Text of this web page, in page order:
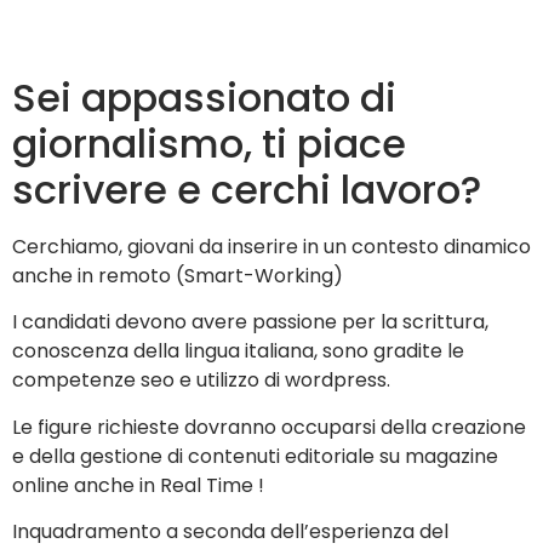
Sei appassionato di
giornalismo, ti piace
scrivere e cerchi lavoro?
Cerchiamo, giovani da inserire in un contesto dinamico
anche in remoto (Smart-Working)
I candidati devono avere passione per la scrittura,
conoscenza della lingua italiana, sono gradite le
competenze seo e utilizzo di wordpress.
Le figure richieste dovranno occuparsi della creazione
e della gestione di contenuti editoriale su magazine
online anche in Real Time !
Inquadramento a seconda dell’esperienza del